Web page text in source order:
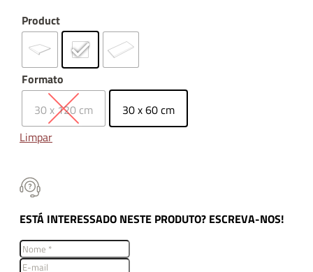
Product
Formato
30 x 120 cm
30 x 60 cm
Limpar
ESTÁ INTERESSADO NESTE PRODUTO? ESCREVA-NOS!